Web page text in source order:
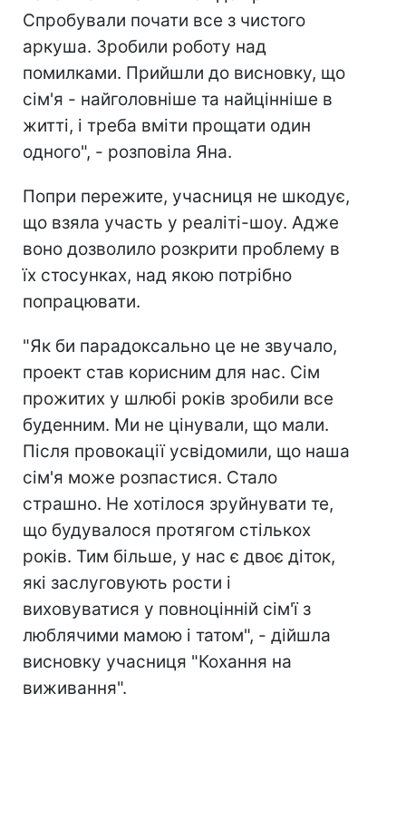
Спробували почати все з чистого
аркуша. Зробили роботу над
помилками. Прийшли до висновку, що
сім'я - найголовніше та найцінніше в
житті, і треба вміти прощати один
одного", - розповіла Яна.
Попри пережите, учасниця не шкодує,
що взяла участь у реаліті-шоу. Адже
воно дозволило розкрити проблему в
їх стосунках, над якою потрібно
попрацювати.
"Як би парадоксально це не звучало,
проект став корисним для нас. Сім
прожитих у шлюбі років зробили все
буденним. Ми не цінували, що мали.
Після провокації усвідомили, що наша
сім'я може розпастися. Стало
страшно. Не хотілося зруйнувати те,
що будувалося протягом стількох
років. Тим більше, у нас є двоє діток,
які заслуговують рости і
виховуватися у повноцінній сім'ї з
люблячими мамою і татом", - дійшла
висновку учасниця "Кохання на
виживання".